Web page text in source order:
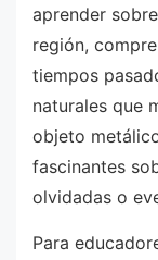
aprender
región,
tiempos
naturales que
objeto
fascinantes
olvidadas o
Para